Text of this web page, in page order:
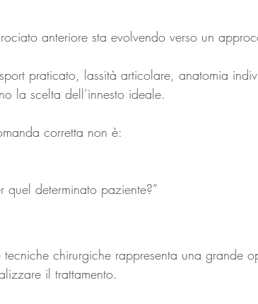
anteriore sta evolvendo verso un
praticato, lassità articolare, anatomia
la scelta dell’innesto ideale.
corretta non è:
determinato paziente?”
chirurgiche rappresenta una grande
il trattamento.